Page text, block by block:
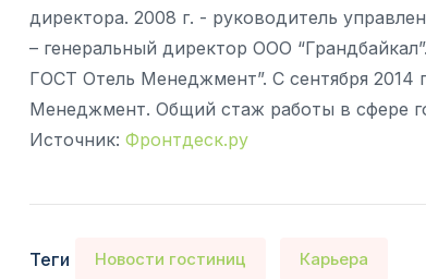
директора. 2008 г. - руководитель
– генеральный директор ООО
ГОСТ Отель Менеджмент”. С сентября 2014
Менеджмент. Общий стаж работы в сфере
Источник: Фронтдеск.ру
Теги Новости гостиниц Карьера